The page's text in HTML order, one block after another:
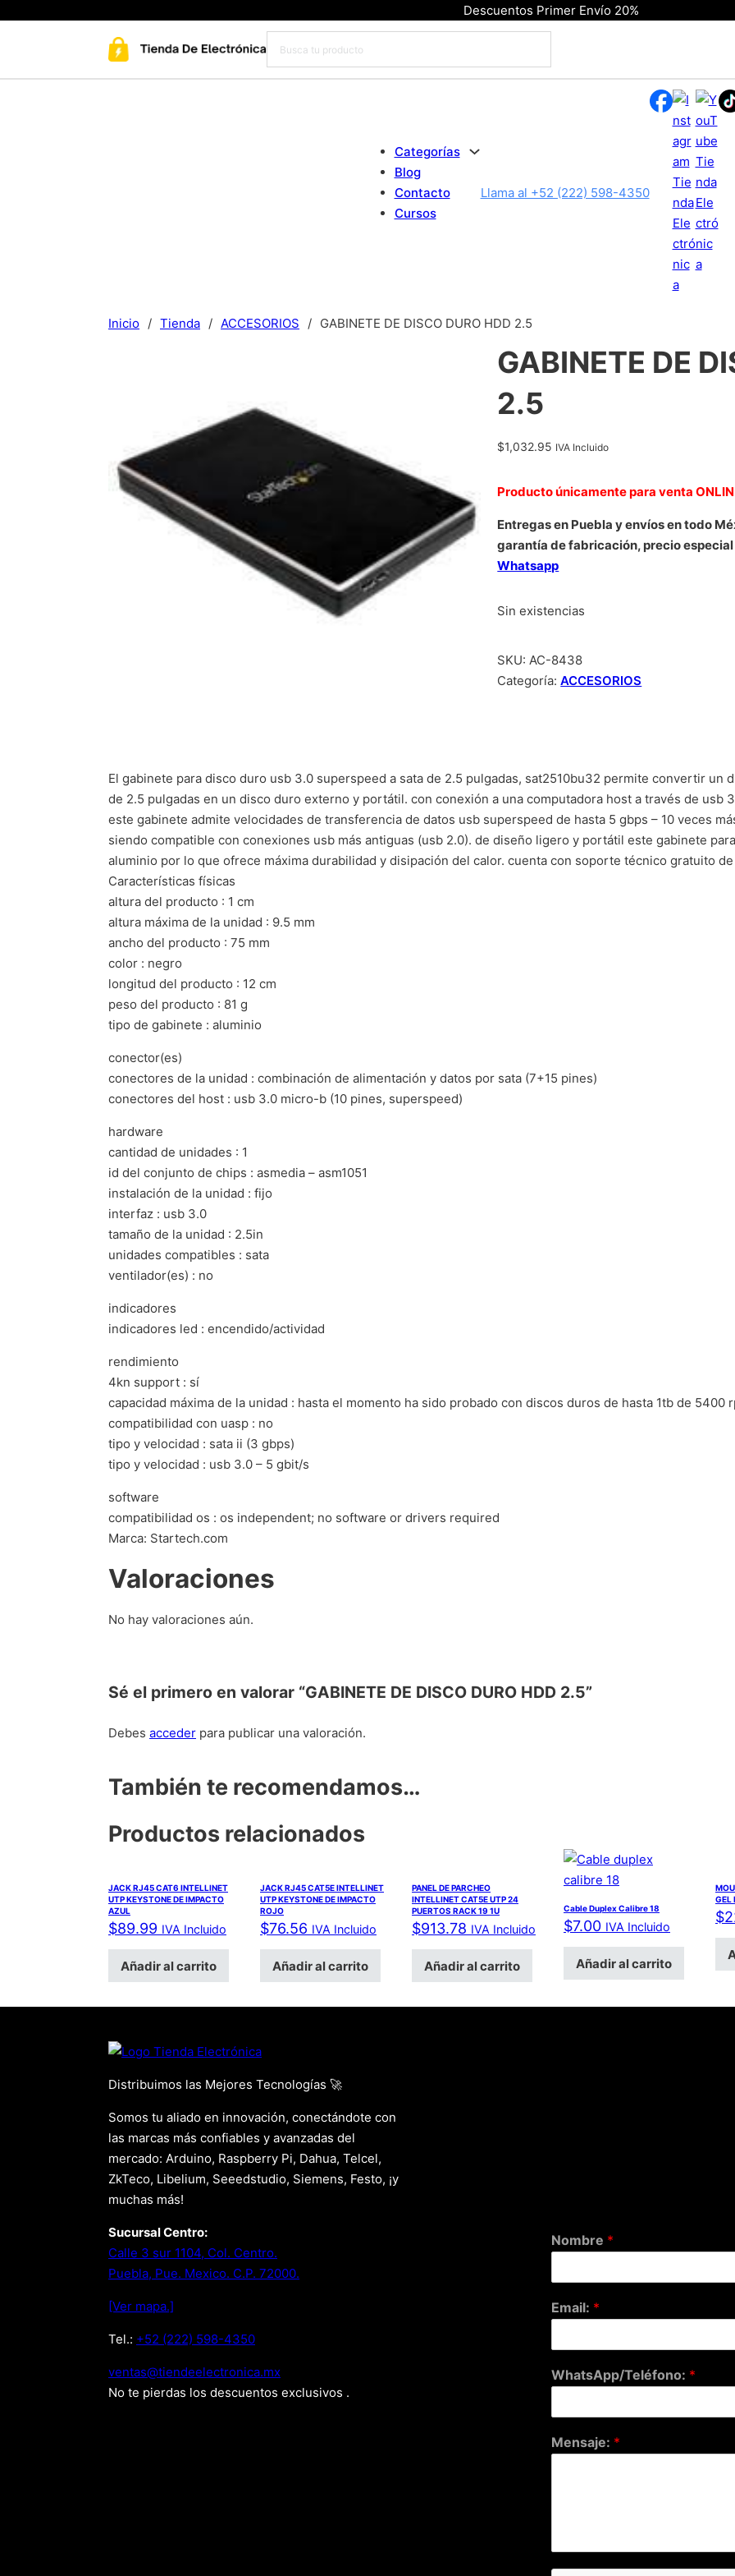
Descuentos Primer Envío 20%
Categorías
Blog
Contacto
Cursos
Llama al +52 (222) 598-4350
Inicio / Tienda / ACCESORIOS / GABINETE DE DISCO DURO HDD 2.5
GABINETE DE
2.5
$1,032.95 IVA Incluido
Producto únicamente para venta
Entregas en Puebla y envíos en todo
garantía de fabricación, precio
Whatsapp
Sin existencias
SKU:AC-8438
Categoría:ACCESORIOS
El gabinete para disco duro usb 3.0 superspeed a sata de 2.5 pulgadas, sat2510bu32 permite convertir un
de 2.5 pulgadas en un disco duro externo y portátil. con conexión a una computadora host a través de usb
este gabinete admite velocidades de transferencia de datos usb superspeed de hasta 5 gbps – 10 veces
siendo compatible con conexiones usb más antiguas (usb 2.0). de diseño ligero y portátil este gabinete
aluminio por lo que ofrece máxima durabilidad y disipación del calor. cuenta con soporte técnico gratuito
Características físicas
altura del producto : 1 cm
altura máxima de la unidad : 9.5 mm
ancho del producto : 75 mm
color : negro
longitud del producto : 12 cm
peso del producto : 81 g
tipo de gabinete : aluminio
conector(es)
conectores de la unidad : combinación de alimentación y datos por sata (7+15 pines)
conectores del host : usb 3.0 micro-b (10 pines, superspeed)
hardware
cantidad de unidades : 1
id del conjunto de chips : asmedia – asm1051
instalación de la unidad : fijo
interfaz : usb 3.0
tamaño de la unidad : 2.5in
unidades compatibles : sata
ventilador(es) : no
indicadores
indicadores led : encendido/actividad
rendimiento
4kn support : sí
capacidad máxima de la unidad : hasta el momento ha sido probado con discos duros de hasta 1tb de 5400
compatibilidad con uasp : no
tipo y velocidad : sata ii (3 gbps)
tipo y velocidad : usb 3.0 – 5 gbit/s
software
compatibilidad os : os independent; no software or drivers required
Marca: Startech.com
Valoraciones
No hay valoraciones aún.
Sé el primero en valorar “GABINETE DE DISCO DURO HDD 2.5”
Debes acceder para publicar una valoración.
También te recomendamos…
Productos relacionados
JACK RJ45 CAT6 INTELLINET
UTP KEYSTONE DE IMPACTO
AZUL
$89.99 IVA Incluido
Añadir al carrito
JACK RJ45 CAT5E INTELLINET
UTP KEYSTONE DE IMPACTO
ROJO
$76.56 IVA Incluido
Añadir al carrito
PANEL DE PARCHEO
INTELLINET CAT5E UTP 24
PUERTOS RACK 19 1U
$913.78 IVA Incluido
Añadir al carrito
Cable Duplex Calibre 18
$7.00 IVA Incluido
Añadir al carrito
GEL
$
Distribuimos las Mejores Tecnologías 🚀
Somos tu aliado en innovación, conectándote con
las marcas más confiables y avanzadas del
mercado: Arduino, Raspberry Pi, Dahua, Telcel,
ZkTeco, Libelium, Seeedstudio, Siemens, Festo, ¡y
muchas más!
Sucursal Centro:
Calle 3 sur 1104, Col. Centro.
Puebla, Pue. Mexico. C.P. 72000.
[Ver mapa.]
Tel.: +52 (222) 598-4350
xm.acinortceleedneit@satnev
No te pierdas los descuentos exclusivos .
Nombre *
Email: *
WhatsApp/Teléfono: *
Mensaje: *